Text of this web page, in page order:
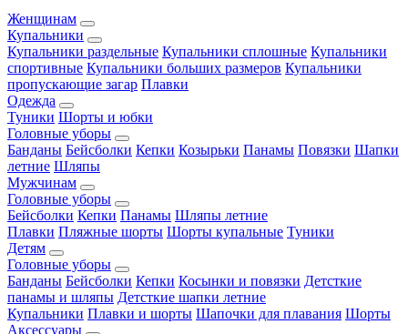
Женщинам
Купальники
Купальники раздельные Купальники сплошные Купальники
спортивные Купальники больших размеров Купальники
пропускающие загар Плавки
Одежда
Туники Шорты и юбки
Головные уборы
Банданы Бейсболки Кепки Козырьки Панамы Повязки Шапки
летние Шляпы
Мужчинам
Головные уборы
Бейсболки Кепки Панамы Шляпы летние
Плавки Пляжные шорты Шорты купальные Туники
Детям
Головные уборы
Банданы Бейсболки Кепки Косынки и повязки Детсткие
панамы и шляпы Детсткие шапки летние
Купальники Плавки и шорты Шапочки для плавания Шорты
Аксессуары